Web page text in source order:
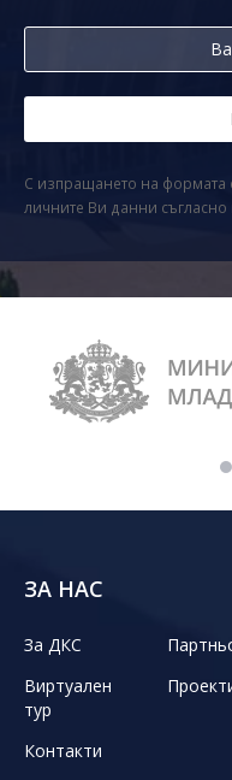
С изпращането на формата
личните Ви данни съгласно
ЗА НАС
За ДКС
Виртуален
тур
Контакти